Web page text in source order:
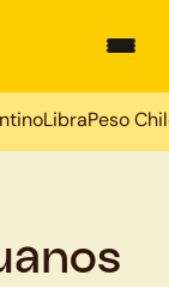
LibraPeso